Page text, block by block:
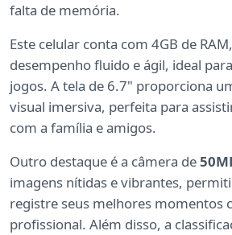
falta de memória.
Este celular conta com 4GB de
desempenho fluido e ágil, ideal
jogos. A tela de 6.7" proporciona
visual imersiva, perfeita para
com a família e amigos.
Outro destaque é a câmera de
imagens nítidas e vibrantes,
registre seus melhores momentos
profissional. Além disso, a